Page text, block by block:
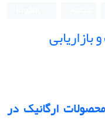
ارگانیک در